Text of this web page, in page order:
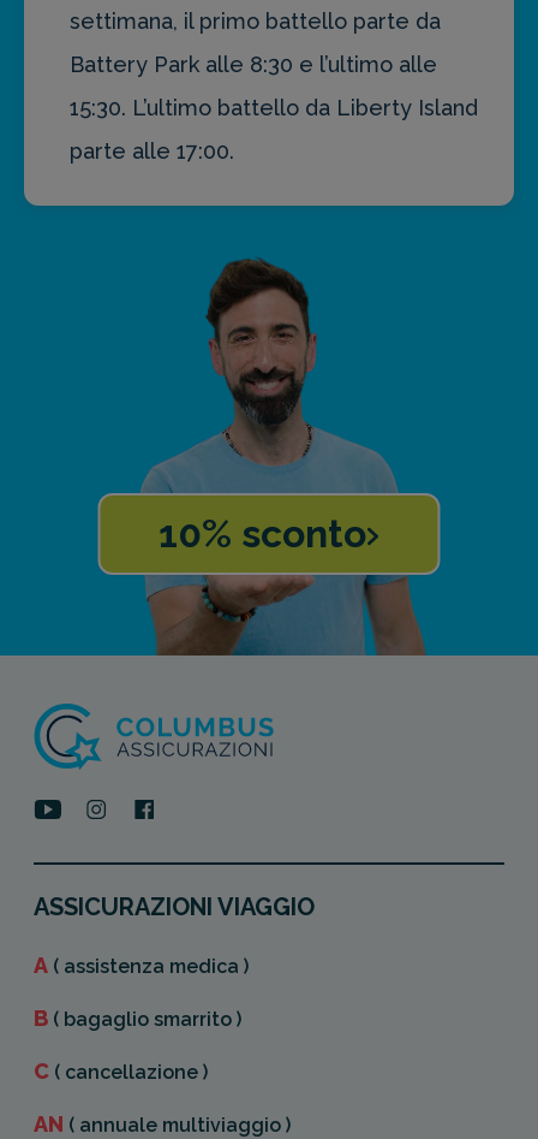
settimana, il primo battello parte da
Battery Park alle 8:30 e l’ultimo alle
15:30. L’ultimo battello da Liberty Island
parte alle 17:00.
10% sconto
ASSICURAZIONI VIAGGIO
A ( assistenza medica )
B ( bagaglio smarrito )
C ( cancellazione )
AN ( annuale multiviaggio )